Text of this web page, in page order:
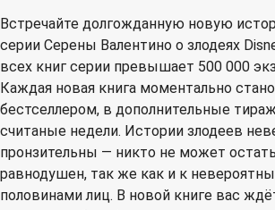
Встречайте долгожданную новую
серии Серены Валентино о злодеях
всех книг серии превышает 500 000
Каждая новая книга моментально
бестселлером, в дополнительные
считаные недели. Истории злодеев
пронзительны — никто не может
равнодушен, так же как и к
половинами лиц. В новой книге вас